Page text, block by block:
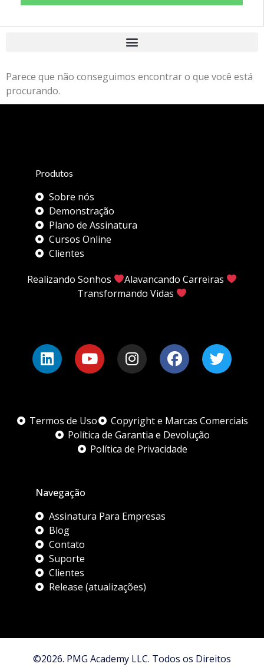
Parece que não conseguimos encontrar o que você está
procurando.
Produtos
Sobre nós
Demonstração
Plano de Assinatura
Cursos Online
Clientes
Realizando Sonhos
Alavancando Carreiras
Transformando Vidas
Termos de Uso
Copyright e Marcas Comerciais
Política de Garantia e Devolução
Política de Privacidade
Navegação
Assinatura Para Empresas
Blog
Contato
Suporte
Clientes
Release (atualizações)
©2026. PMG Academy LLC. Todos os Direitos